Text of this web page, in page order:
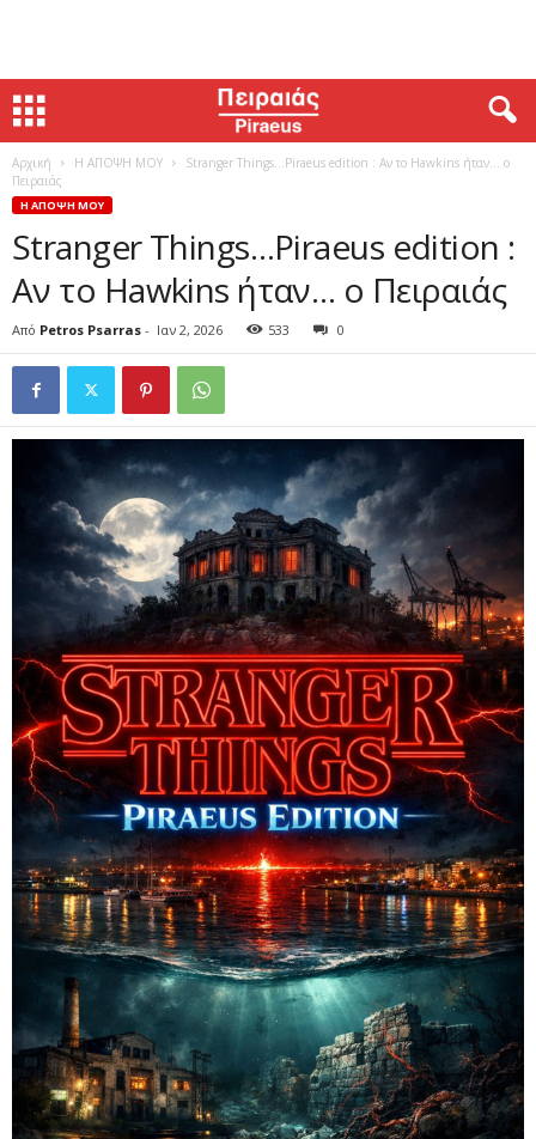
Αρχική Η ΑΠΟΨΗ ΜΟΥ
Stranger Things…Piraeus edition : Αν το Hawkins ήταν… ο
Πειραιάς
Η ΑΠΟΨΗ ΜΟΥ
Stranger Things…Piraeus edition :
Αν το Hawkins ήταν… ο Πειραιάς
Από Petros Psarras - Ιαν 2, 2026 533 0